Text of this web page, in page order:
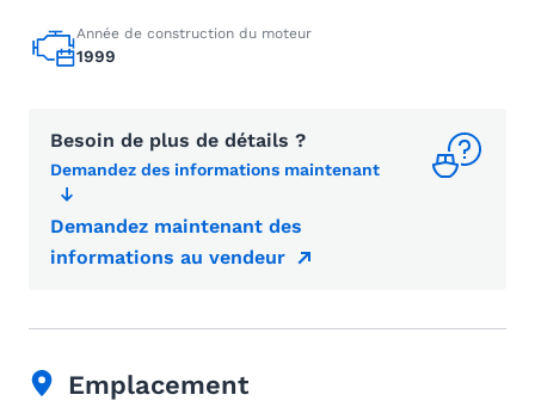
Année de construction du moteur
1999
Besoin de plus de détails ?
Demandez des informations maintenant
Demandez maintenant des
informations au vendeur
Emplacement